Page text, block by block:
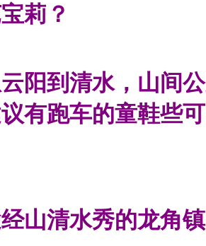
莉？
阳到清水，山间
有跑车的童鞋些
山清水秀的龙角镇